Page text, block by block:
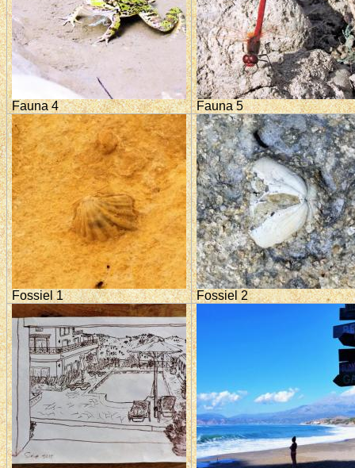
Fauna 4 Fauna 5
Fossiel 1 Fossiel 2